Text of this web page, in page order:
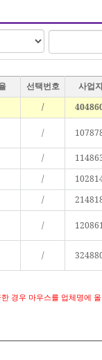
선택번호 사업
/
/
/
/
/
/
/
경우 마우스를 업체명에